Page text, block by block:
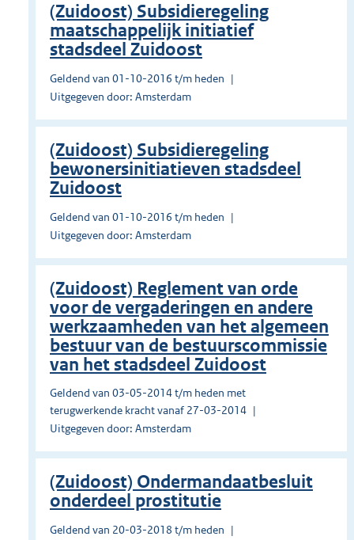
(Zuidoost) Subsidieregeling
maatschappelijk initiatief
stadsdeel Zuidoost
Geldend van 01-10-2016 t/m heden
Uitgegeven door: Amsterdam
(Zuidoost) Subsidieregeling
bewonersinitiatieven stadsdeel
Zuidoost
Geldend van 01-10-2016 t/m heden
Uitgegeven door: Amsterdam
(Zuidoost) Reglement van orde
voor de vergaderingen en andere
werkzaamheden van het algemeen
bestuur van de bestuurscommissie
van het stadsdeel Zuidoost
Geldend van 03-05-2014 t/m heden met
terugwerkende kracht vanaf 27-03-2014
Uitgegeven door: Amsterdam
(Zuidoost) Ondermandaatbesluit
onderdeel prostitutie
Geldend van 20-03-2018 t/m heden